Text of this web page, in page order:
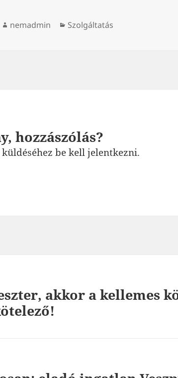
Szerző
nemadmin Kategória
Szolgáltatás
hozzászólás?
küldéséhezbe kell jelentkezni.
akkor a kellemes